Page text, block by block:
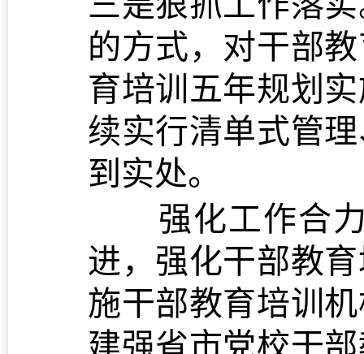
的方式，对干部
育培训五年规划
续实行清单式管
到实处。
强化工作合力
进，强化干部教
施干部教育培训
建强省市党校干